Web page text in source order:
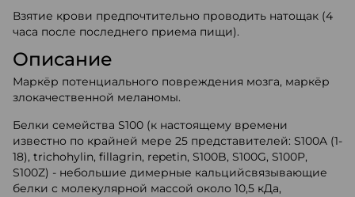
Взятие крови предпочтительно проводить натощак (4
часа после последнего приема пищи).
Описание
Маркёр потенциального повреждения мозга, маркёр
злокачественной меланомы.
Белки семейства S100 (к настоящему времени
известно по крайней мере 25 представителей: S100A (1-
18), trichohylin, fillagrin, repetin, S100B, S100G, S100P,
S100Z) - небольшие димерные кальцийсвязывающие
белки с молекулярной массой около 10,5 кДа,